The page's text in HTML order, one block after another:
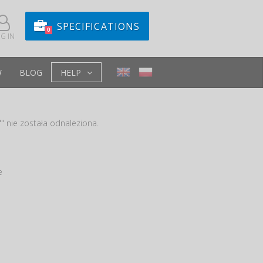
IN
0 SPECIFICATIONS
BLOG HELP
została odnaleziona.